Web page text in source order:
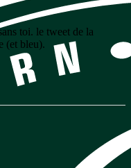
toi. le tweet de la
(et bleu).